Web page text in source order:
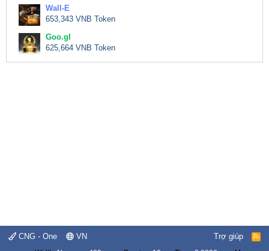
Wall-E
653,343 VNB Token
Goo.gl
625,664 VNB Token
CNG - One VN Trợ giúp
R